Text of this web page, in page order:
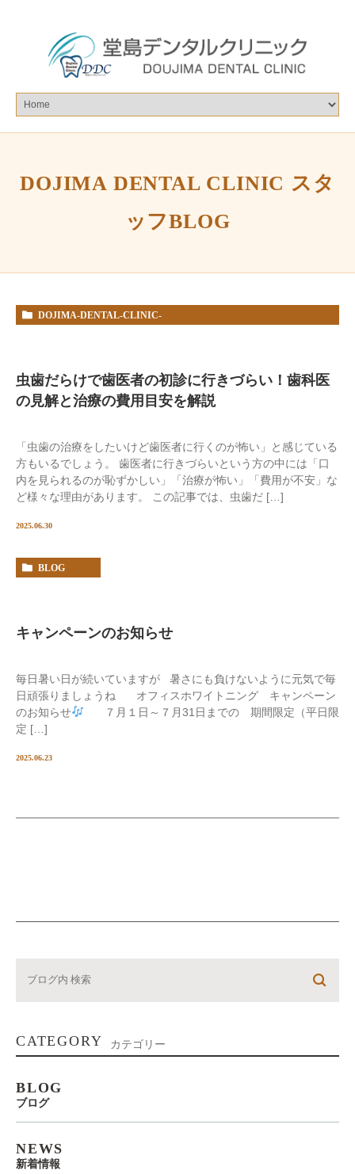
DOJIMA DENTAL CLINIC スタ
ッフBLOG
DOJIMA-DENTAL-CLINIC-
虫歯だらけで歯医者の初診に行きづらい！歯科医
の見解と治療の費用目安を解説
「虫歯の治療をしたいけど歯医者に行くのが怖い」と感じている
方もいるでしょう。 歯医者に行きづらいという方の中には「口
内を見られるのが恥ずかしい」「治療が怖い」「費用が不安」な
ど様々な理由があります。 この記事では、虫歯だ […]
2025.06.30
BLOG
キャンペーンのお知らせ
毎日暑い日が続いていますが 暑さにも負けないように元気で毎
日頑張りましょうね オフィスホワイトニング キャンペーン
のお知らせ
７月１日～７月31日までの 期間限定（平日限
定 […]
2025.06.23
CATEGORY カテゴリー
BLOG
ブログ
NEWS
新着情報